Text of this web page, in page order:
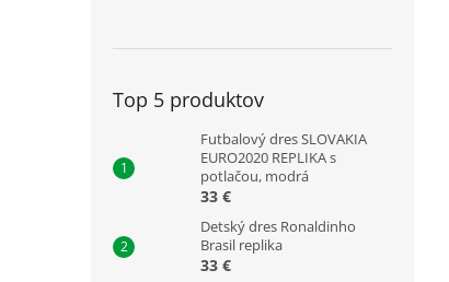
Top 5 produktov
Futbalový dres SLOVAKIA
EURO2020 REPLIKA s
potlačou, modrá
33 €
Detský dres Ronaldinho
Brasil replika
33 €